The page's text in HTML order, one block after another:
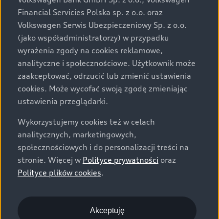
za dopłatą. Wiążące ustalenie ceny, wyposażenia i
specyfikacji pojazdu następują w umowie sprzedaży, a
określenie parametrów technicznych zawiera
świadectwo homologacji typu pojazdu. Zastrzegamy
sobie prawo do zmian i pomyłek. Wszelkie informacje
prezentowane na stronie są aktualne na dzień ich
zamieszczania. W celu uzyskania najnowszych
informacji prosimy kontaktować się z Partnerem Marki
Audi.
Wszystkie produkowane obecnie samochody marki Audi
są wykonywane z materiałów spełniających pod
względem możliwości odzysku i recyklingu wymagania
określone w normie ISO 22628 i są zgodne z
europejskimi świadectwami homologacji wydanymi wg
o.o. podlega obowiązkowi zapewnienia wszystkim
użytkownikom samochodów marki Volkswagen sieci
Financial Servicies Polska sp. z o.o. oraz
Volkswagen Serwis Ubezpieczeniowy Sp. z o.o.
(jako współadministratorzy) w przypadku
wyrażenia zgody na cookies reklamowe,
analityczne i społecznościowe. Użytkownik może
zaakceptować, odrzucić lub zmienić ustawienia
cookies. Może wycofać swoją zgodę zmieniając
ustawienia przeglądarki.
Wykorzystujemy cookies też w celach
analitycznych, marketingowych,
społecznościowych i do personalizacji treści na
stronie. Więcej w Polityce prywatności oraz
Polityce plików cookies.
Akceptuję